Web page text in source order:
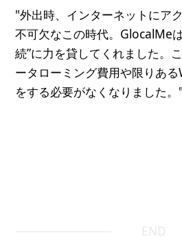
"外出時、インターネットにア
不可欠なこの時代。GlocalMe
続”に力を貸してくれました。
ータローミング費用や限りあ
をする必要がなくなりました。"